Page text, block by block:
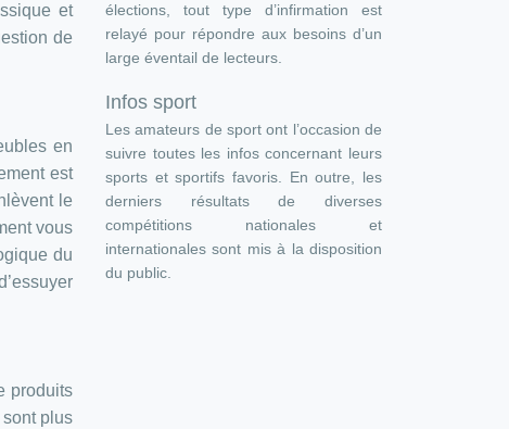
et
de
en
est
le
vous
du
produits
plus
élections, tout type d’infirmation est
relayé pour répondre aux besoins d’un
large éventail de lecteurs.
Infos sport
Les amateurs de sport ont l’occasion de
suivre toutes les infos concernant leurs
sports et sportifs favoris. En outre, les
derniers résultats de diverses
compétitions nationales et
internationales sont mis à la disposition
du public.